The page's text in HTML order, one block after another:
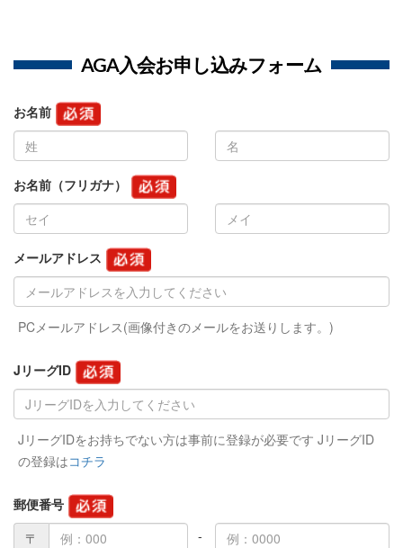
AGA入会お申し込みフォーム
お名前
お名前（フリガナ）
メールアドレス
PCメールアドレス(画像付きのメールをお送りします。)
JリーグID
JリーグIDをお持ちでない方は事前に登録が必要です JリーグID
の登録はコチラ
郵便番号
〒